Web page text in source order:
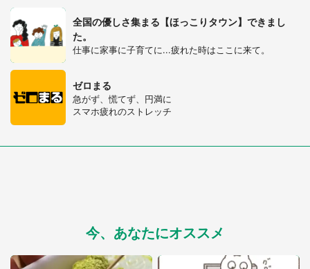
全国の優しさ集まる【ほっこりタウン】できまし
た。
仕事に家事に子育てに...疲れた時はここに来て。
ゼロまる
急がず、慌てず、円満に
スマホ疲れのストレッチ
今、あなたにオススメ